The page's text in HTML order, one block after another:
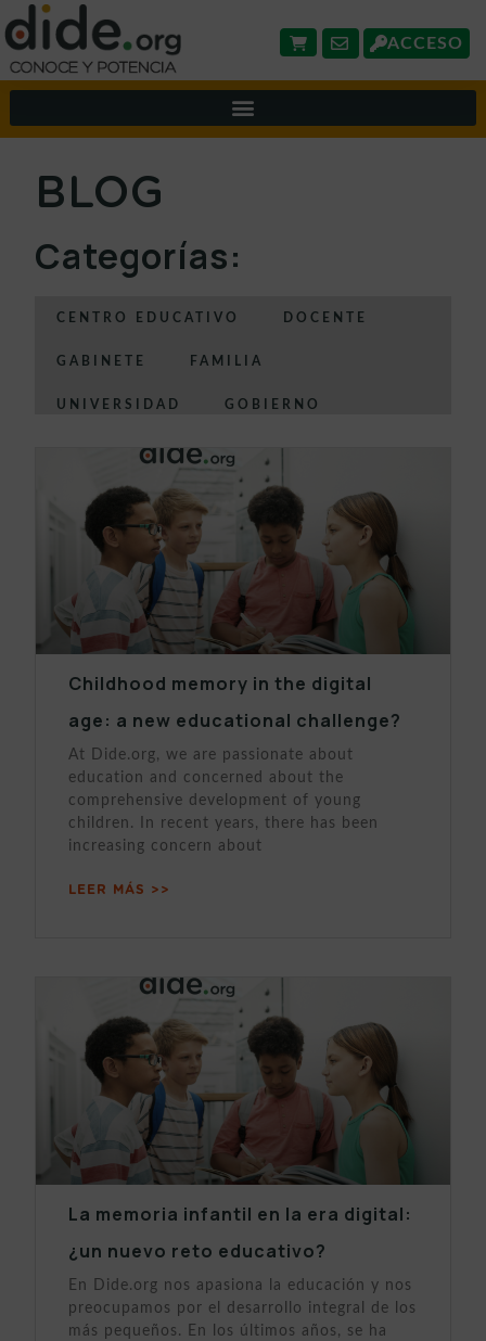
ACCESO
BLOG
Categorías:
CENTRO EDUCATIVO DOCENTE
GABINETE FAMILIA
UNIVERSIDAD GOBIERNO
Childhood memory in the digital
age: a new educational challenge?
At Dide.org, we are passionate about
education and concerned about the
comprehensive development of young
children. In recent years, there has been
increasing concern about
LEER MÁS >>
La memoria infantil en la era digital:
¿un nuevo reto educativo?
En Dide.org nos apasiona la educación y nos
preocupamos por el desarrollo integral de los
más pequeños. En los últimos años, se ha